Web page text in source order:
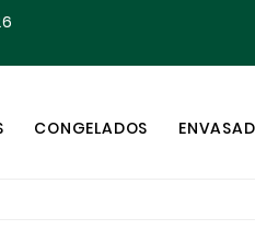
CONGELADOS